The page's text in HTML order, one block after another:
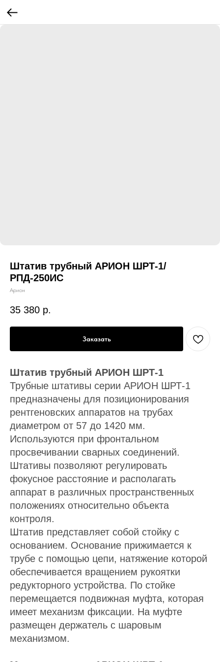
Штатив трубный АРИОН ШРТ-1/
РПД-250ИС
Арион
35 380 р.
Заказать
Штатив трубный АРИОН ШРТ-1
Трубные штативы серии АРИОН ШРТ-1
предназначены для позиционирования
рентгеновских аппаратов на трубах
диаметром от 57 до 1420 мм.
Используются при фронтальном
просвечивании сварных соединений.
Штативы позволяют регулировать
фокусное расстояние и располагать
аппарат в различных пространственных
положениях относительно объекта
контроля.
Штатив представляет собой стойку с
основанием. Основание прижимается к
трубе с помощью цепи, натяжение которой
обеспечивается вращением рукоятки
редукторного устройства. По стойке
перемещается подвижная муфта, которая
имеет механизм фиксации. На муфте
размещен держатель с шаровым
механизмом.